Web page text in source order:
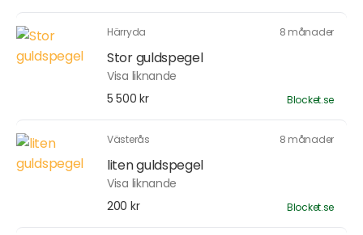
Härryda 8 månader
Stor guldspegel
Visa liknande
5 500 kr
Blocket.se
Västerås 8 månader
liten guldspegel
Visa liknande
200 kr
Blocket.se